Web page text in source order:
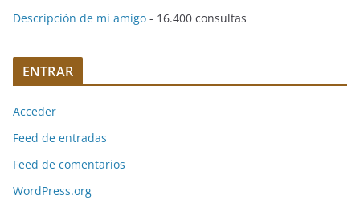
Descripción de mi amigo - 16.400 consultas
ENTRAR
Acceder
Feed de entradas
Feed de comentarios
WordPress.org